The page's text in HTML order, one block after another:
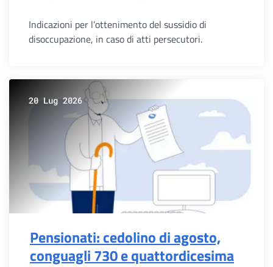
Indicazioni per l’ottenimento del sussidio di
disoccupazione, in caso di atti persecutori.
20 Lug 2026
Pensionati: cedolino di agosto,
conguagli 730 e quattordicesima